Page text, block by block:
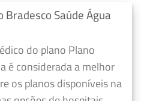
Bradesco Saúde Água
do plano Plano
é considerada a melhor
os planos disponíveis na